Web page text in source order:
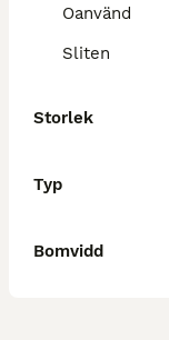
Oanvänd
Sliten
Storlek
Typ
Bomvidd